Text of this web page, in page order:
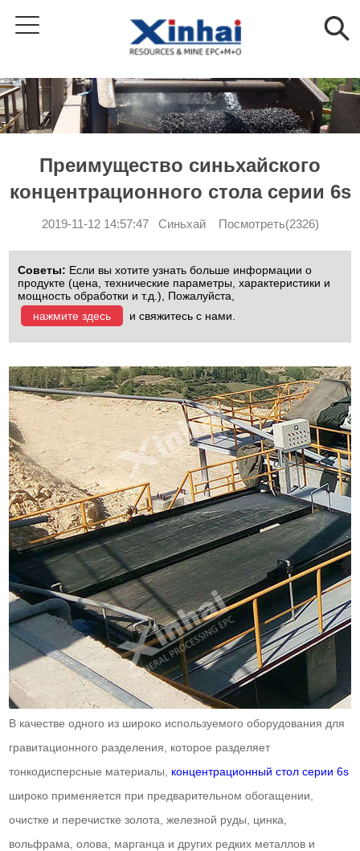
Преимущество синьхайского
концентрационного стола серии 6s
2019-11-12 14:57:47 Синьхай Посмотреть(2326)
Советы: Если вы хотите узнать больше информации о
продукте (цена, технические параметры, характеристики и
мощность обработки и т.д.), Пожалуйста,
нажмите здесь
и свяжитесь с нами.
В качестве одного из широко используемого оборудования для
гравитационного разделения, которое разделяет
тонкодисперсные материалы, концентрационный стол серии 6s
широко применяется при предварительном обогащении,
очистке и перечистке золота, железной руды, цинка,
вольфрама, олова, марганца и других редких металлов и